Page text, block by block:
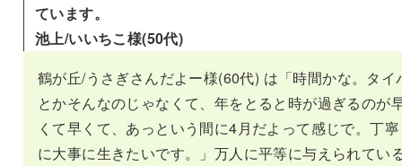
ています。
池上/いいちこ様(50代)
鶴が丘/うさぎさんだよー様(60代) は「時間かな。タイ
とかそんなのじゃなくて、年をとると時が過ぎるのが
くて早くて、あっという間に4月だよって感じで。丁寧
に大事に生きたいです。」万人に平等に与えられてい